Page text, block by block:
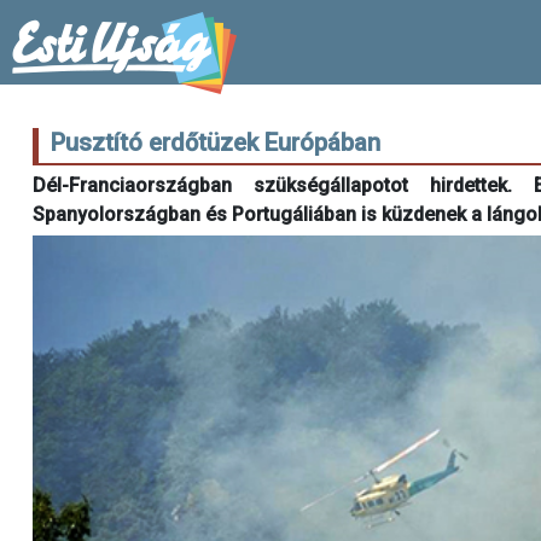
Pusztító erdőtüzek Európában
Dél-Franciaországban szükségállapotot
Spanyolországban és Portugáliában is küzdenek a